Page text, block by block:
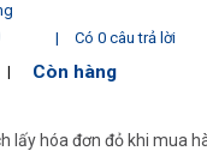
|
Có 0 câu trả lời
| Còn hàng
lấy hóa đơn đỏ khi mua